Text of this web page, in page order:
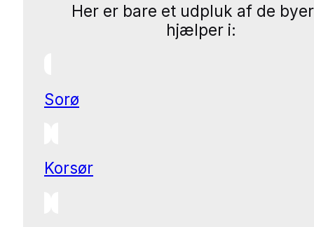
Her er bare et udpluk af de
hjælper i:
Sorø
Korsør